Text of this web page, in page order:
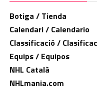
Botiga / Tienda
Calendari / Calendario
Classificació /
Equips / Equipos
NHL Català
NHLmania.com